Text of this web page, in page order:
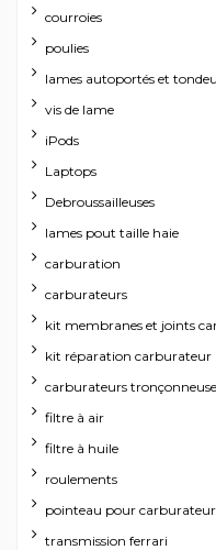
courroies
poulies
lames autoportés et
vis de lame
iPods
Laptops
Debroussailleuses
lames pout taille haie
carburation
carburateurs
kit membranes et joints
kit réparation carburateur
carburateurs
filtre à air
filtre à huile
roulements
pointeau pour carburateur
transmission ferrari